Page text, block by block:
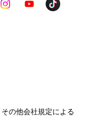
の他会社規定による